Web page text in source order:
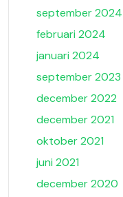
september 2024
februari 2024
januari 2024
september 2023
december 2022
december 2021
oktober 2021
juni 2021
december 2020